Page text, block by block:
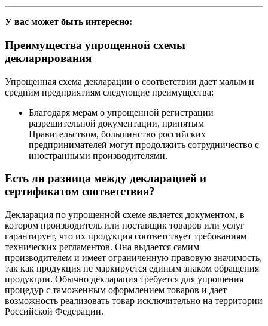
У вас может быть интересно:
Преимущества упрощенной схемы
декларирования
Упрощенная схема декларации о соответствии дает малым и
средним предприятиям следующие преимущества:
Благодаря мерам о упрощенной регистрации
разрешительной документации, принятым
Правительством, большинство российских
предпринимателей могут продолжить сотрудничество с
иностранными производителями.
Есть ли разница между декларацией и
сертификатом соответствия?
Декларация по упрощенной схеме является документом, в
котором производитель или поставщик товаров или услуг
гарантирует, что их продукция соответствует требованиям
технических регламентов. Она выдается самим
производителем и имеет ограниченную правовую значимость,
так как продукция не маркируется единым знаком обращения
продукции. Обычно декларация требуется для упрощения
процедур с таможенным оформлением товаров и дает
возможность реализовать товар исключительно на территории
Российской Федерации.